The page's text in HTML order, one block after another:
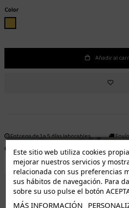
Color
Añadir al
Entrega de 1 a 5 días laborables.
Distribuidor autorizado
Fácil
ENVÍO GRATUITO *
Este sitio web utiliza cookies
mejorar nuestros servicios y
relacionada con sus preferencias
sus hábitos de navegación. Para
sobre su uso pulse el botón
MÁS INFORMACIÓN